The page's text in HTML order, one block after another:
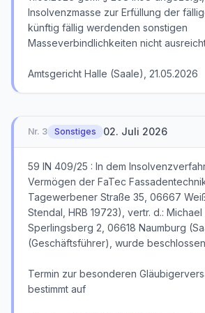
Insolvenzmasse zur Erfüllung der
künftig fällig werdenden sonstigen
Masseverbindlichkeiten nicht
Amtsgericht Halle (Saale), 21.05.2026
Nr. 3 Sonstiges 02. Juli 2026
59 IN 409/25 : In dem
Vermögen der FaTec Fassadentechnik
Tagewerbener Straße 35, 06667
Stendal, HRB 19723), vertr. d.: Michael
Sperlingsberg 2, 06618 Naumburg
(Geschäftsführer), wurde
Termin zur besonderen
bestimmt auf